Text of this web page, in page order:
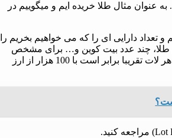
عنوان مثال طلا خریده ایم و میگوییم در
تعداد دارایی ای را که می خواهیم بخریم را
طلا، چند عدد بیت کوین و… برای مشخص
کردن حجم در بازار فارکس از معیاری به عنوان لات استفاده می شود. هر لات تقریبا برابر است با 100 هزار از ارز